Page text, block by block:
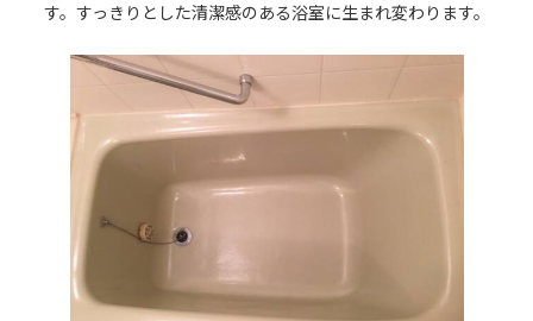
す。すっきりとした清潔感のある浴室に生まれ変わります。